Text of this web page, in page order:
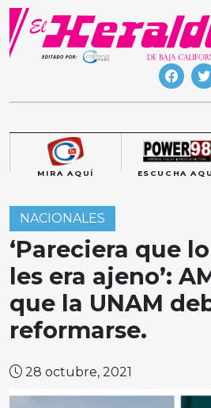
Skip
content
MIRA AQUÍ ESCUCHA
NACIONALES
‘Pareciera que
les era ajeno’:
que la UNAM
reformarse.
28 octubre, 2021